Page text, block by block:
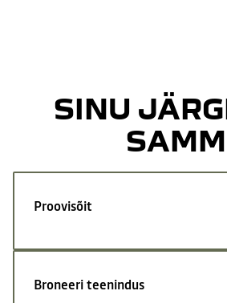
SINU
Proovisõit
Broneeri teenindus